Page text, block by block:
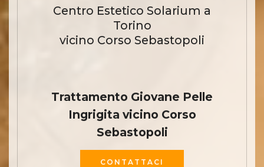
Centro Estetico Solarium a
Torino
vicino Corso Sebastopoli
Trattamento Giovane Pelle
Ingrigita vicino Corso
Sebastopoli
CONTATTACI